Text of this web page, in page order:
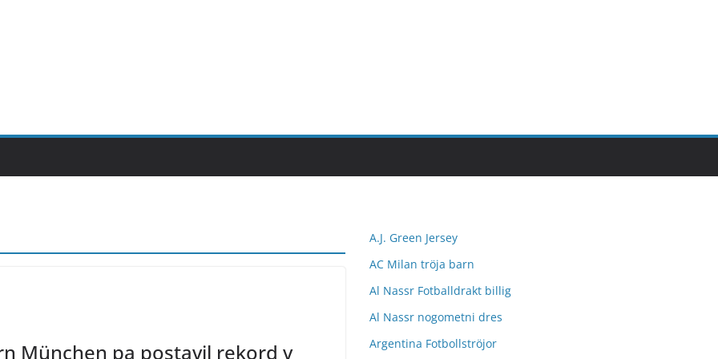
München pa postavil rekord v
A.J. Green Jersey
AC Milan tröja barn
Al Nassr Fotballdrakt billig
Al Nassr nogometni dres
Argentina Fotbollströjor